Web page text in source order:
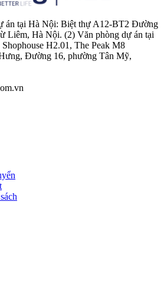
án tại Hà Nội: Biệt thự A12-BT2 Đường
Liêm, Hà Nội. (2) Văn phòng dự án tại
H2.01, The Peak M8
Đường 16, phường Tân Mỹ,